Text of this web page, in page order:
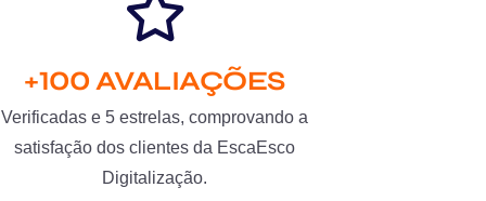
+100 AVALIAÇÕES
Verificadas e 5 estrelas, comprovando a
satisfação dos clientes da EscaEsco
Digitalização.